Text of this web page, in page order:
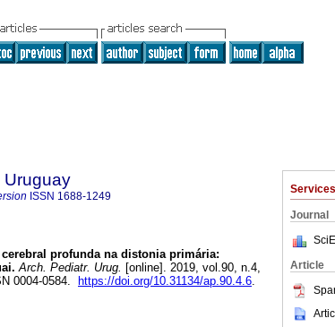
Journal
Article
Uruguay
ISSN 1688-1249
profunda na distonia primária:
Arch. Pediatr. Urug. [online]. 2019, vol.90, n.4,
0004-0584.
https://doi.org/10.31134/ap.90.4.6.